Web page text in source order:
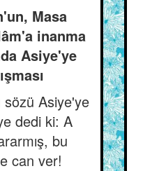
Masa
inanma
Asiye'ye
Asiye'ye
dedi ki: A
bu
can ver!